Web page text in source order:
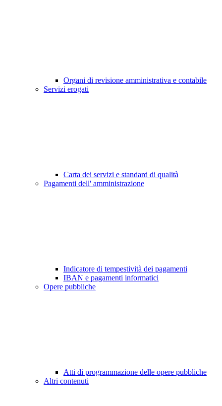
Organi di revisione amministrativa e contabile
Servizi erogati
Carta dei servizi e standard di qualità
Pagamenti dell' amministrazione
Indicatore di tempestività dei pagamenti
IBAN e pagamenti informatici
Opere pubbliche
Atti di programmazione delle opere pubbliche
Altri contenuti